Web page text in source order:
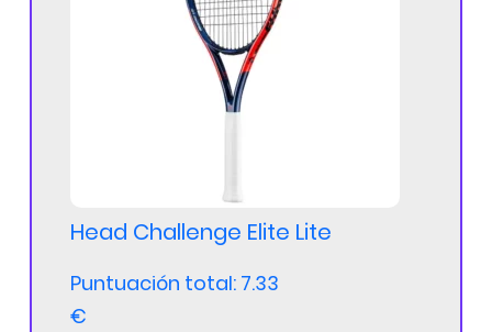
Head Challenge Elite Lite
Puntuación total: 7.33
€